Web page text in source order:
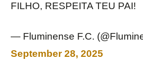
FILHO, RESPEITA TEU PAI!
— Fluminense F.C.
September 28, 2025